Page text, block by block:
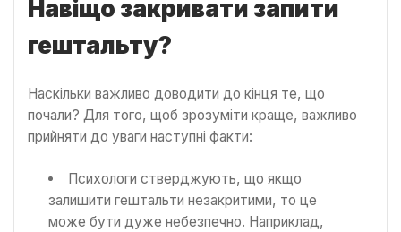
Навіщо закривати запити
гештальту?
Наскільки важливо доводити до кінця те, що
почали? Для того, щоб зрозуміти краще, важливо
прийняти до уваги наступні факти:
Психологи стверджують, що якщо
залишити гештальти незакритими, то це
може бути дуже небезпечно. Наприклад,